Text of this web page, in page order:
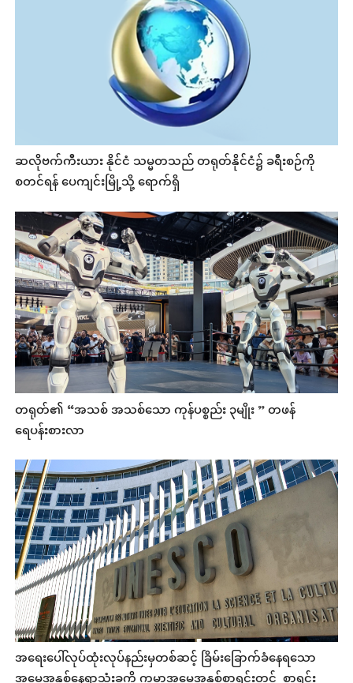
ဆလိုဗက်ကီးယား နိုင်ငံ သမ္မတသည် တရုတ်နိုင်ငံ၌ ခရီးစဉ်ကို
စတင်ရန် ပေကျင်းမြို့သို့ ရောက်ရှိ
တရုတ်၏ “အသစ် အသစ်သော ကုန်ပစ္စည်း ၃မျိုး ” တဖန်
ရေပန်းစားလာ
အရေးပေါ်လုပ်ထုံးလုပ်နည်းမှတစ်ဆင့် ခြိမ်းခြောက်ခံနေရသော